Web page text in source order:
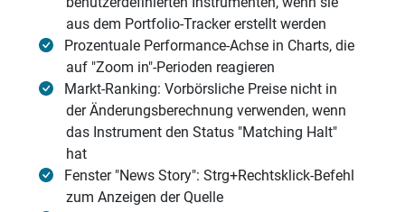
aus dem Portfolio-Tracker erstellt werden
Prozentuale Performance-Achse in Charts, die
auf "Zoom in"-Perioden reagieren
Markt-Ranking: Vorbörsliche Preise nicht in
der Änderungsberechnung verwenden, wenn
das Instrument den Status "Matching Halt"
hat
Fenster "News Story": Strg+Rechtsklick-Befehl
zum Anzeigen der Quelle